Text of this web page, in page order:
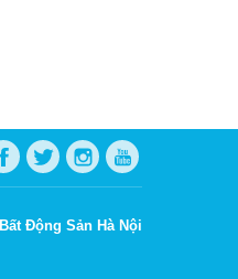
Bất Động Sản Hà Nội